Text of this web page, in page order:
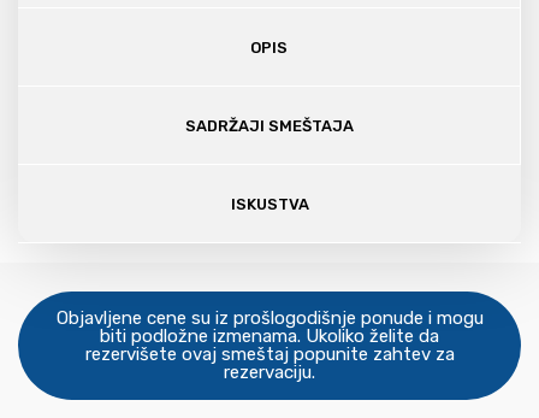
OPIS
SADRŽAJI SMEŠTAJA
ISKUSTVA
Objavljene cene su iz prošlogodišnje ponude i mogu
biti podložne izmenama. Ukoliko želite da
rezervišete ovaj smeštaj popunite zahtev za
rezervaciju.